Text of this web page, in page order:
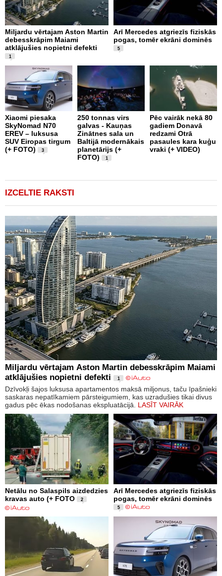
Miljardu vērtajam Aston Martin
debesskrāpim Maiami
atklājušies nopietni defekti
1
Arī Mercedes atgriezīs fiziskās
pogas, tomēr ekrāni dominēs
5
Xiaomi piesaka
SkyNomad N70
EREV – luksusa
SUV Eiropas tirgum
(+ FOTO)
3
250 tonnas virs
galvas - Kauņas
Zinātnes sala un
Baltijā modernākais
planetārijs (+
FOTO)
1
Pēc vairāk nekā 80
gadiem Donavā
redzami Otrā
pasaules kara kuģu
vraki (+ VIDEO)
IZCELTIE RAKSTI
Miljardu vērtajam Aston Martin debesskrāpim Maiami
atklājušies nopietni defekti
1
Dzīvokļi šajos luksusa apartamentos maksā miljonus, taču īpašnieki
saskaras nepatīkamiem pārsteigumiem, kas uzradušies tikai divus
gadus pēc ēkas nodošanas ekspluatācijā. LASĪT VAIRĀK
Netālu no Salaspils aizdedzies
kravas auto (+ FOTO
2
Arī Mercedes atgriezīs fiziskās
pogas, tomēr ekrāni dominēs
5